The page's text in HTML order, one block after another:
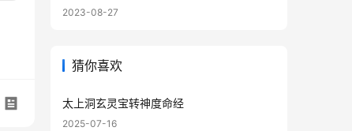
2023-08-27
猜你喜欢
太上洞玄灵宝转神度命经
2025-07-16